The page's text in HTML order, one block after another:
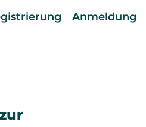
Anmeldung